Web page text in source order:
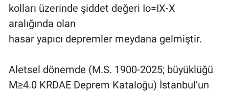
kolları üzerinde şiddet değeri Io=IX-X
aralığında olan
hasar yapıcı depremler meydana gelmiştir.
Aletsel dönemde (M.S. 1900-2025; büyüklüğü
M≥4.0 KRDAE Deprem Kataloğu) İstanbul’un